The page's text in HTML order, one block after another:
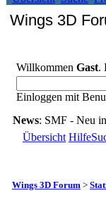
Wings 3D
Willkommen Gast.
Einloggen mit
News: SMF - Neu
Übersicht Hilfe
Wings 3D Forum >